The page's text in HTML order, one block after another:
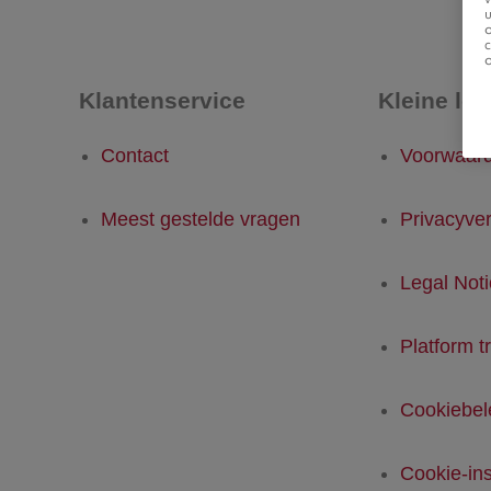
Klantenservice
Contact
Meest gestelde vragen
Kleine
Legal
Platform
Cookie-